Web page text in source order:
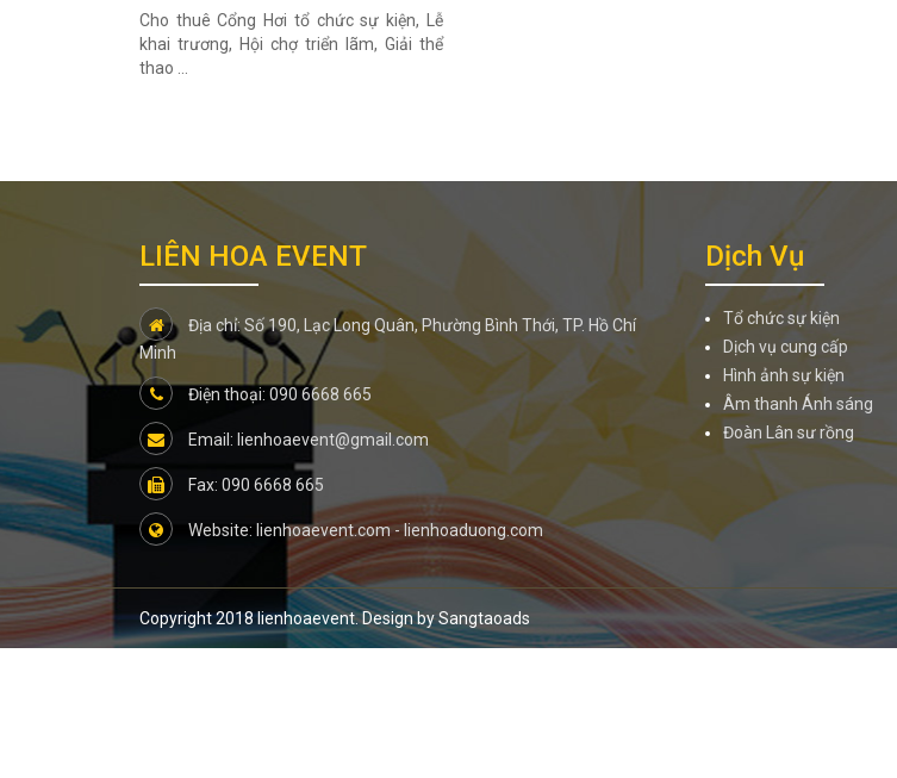
Cho thuê Cổng Hơi tổ chức sự kiện, Lễ
khai trương, Hội chợ triển lãm, Giải thể
thao ...
LIÊN HOA EVENT
Địa chỉ: Số 190, Lạc Long Quân, Phường Bình Thới, TP. Hồ Chí
Minh
Điện thoại: 090 6668 665
Email: lienhoaevent@gmail.com
Fax: 090 6668 665
Website: lienhoaevent.com - lienhoaduong.com
Dịch Vụ
Tổ chức sự kiện
Dịch vụ cung cấp
Hình ảnh sự kiện
Âm thanh Ánh sáng
Đoàn Lân sư rồng
Copyright 2018 lienhoaevent. Design by Sangtaoads